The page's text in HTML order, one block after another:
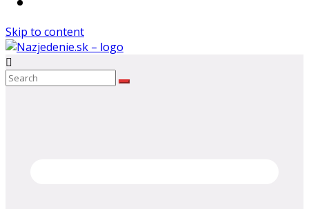
Skip to content